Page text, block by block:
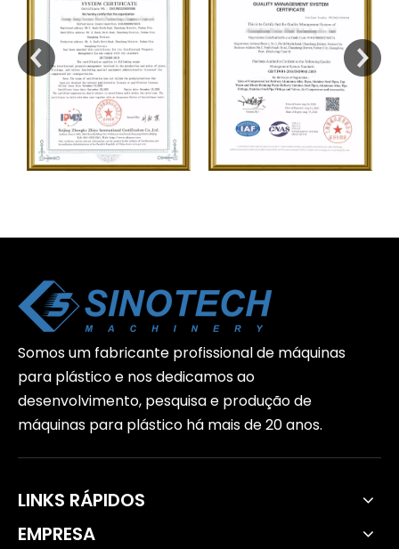
Somos um fabricante profissional de máquinas
para plástico e nos dedicamos ao
desenvolvimento, pesquisa e produção de
máquinas para plástico há mais de 20 anos.
LINKS RÁPIDOS
EMPRESA